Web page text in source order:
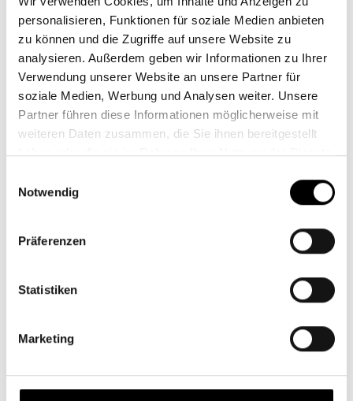
personalisieren, Funktionen für soziale Medien anbieten
zu können und die Zugriffe auf unsere Website zu
analysieren. Außerdem geben wir Informationen zu Ihrer
Verwendung unserer Website an unsere Partner für
soziale Medien, Werbung und Analysen weiter. Unsere
Partner führen diese Informationen möglicherweise mit
weiteren Daten zusammen, die Sie ihnen bereitgestellt
haben oder die sie im Rahmen Ihrer Nutzung der Dienste
Notwendig
Präferenzen
Statistiken
Marketing
Scholz Haare
Volcom